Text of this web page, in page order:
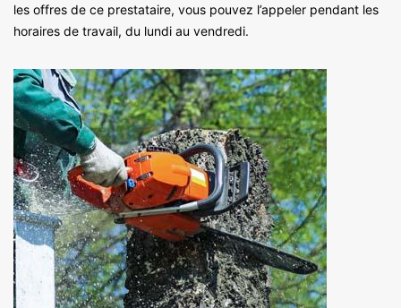
les offres de ce prestataire, vous pouvez l’appeler pendant les
horaires de travail, du lundi au vendredi.